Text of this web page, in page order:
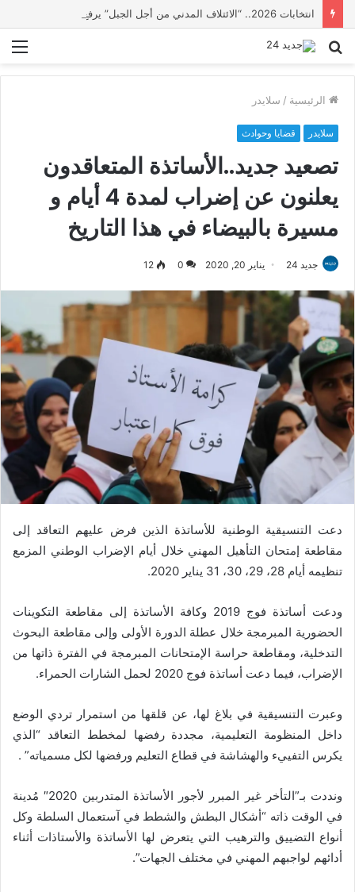
بحث
الرئيسية / سلايدر
سلايدر قضايا وحوادث
تصعيد جديد..الأساتذة المتعاقدون
يعلنون عن إضراب لمدة 4 أيام و
مسيرة بالبيضاء في هذا التاريخ
جديد 24 يناير 20, 2020 0
12
دعت التنسيقية الوطنية للأساتذة الذين فرض عليهم التعاقد إلى
مقاطعة إمتحان التأهيل المهني خلال أيام الإضراب الوطني المزمع
تنظيمه أيام 28، 29، 30، 31 يناير 2020.
ودعت أساتذة فوج 2019 وكافة الأساتذة إلى مقاطعة التكوينات
الحضورية المبرمجة خلال عطلة الدورة الأولى وإلى مقاطعة البحوث
التدخلية، ومقاطعة حراسة الإمتحانات المبرمجة في الفترة ذاتها من
الإضراب، فيما دعت أساتذة فوج 2020 لحمل الشارات الحمراء.
وعبرت التنسيقية في بلاغ لها، عن قلقها من استمرار تردي الوضع
داخل المنظومة التعليمية، مجددة رفضها لمخطط التعاقد “الذي
يكرس التفييء والهشاشة في قطاع التعليم ورفضها لكل مسمياته” .
ونددت بـ”التأخر غير المبرر لأجور الأساتذة المتدربين 2020″ مُدينة
في الوقت ذاته “أشكال البطش والشطط في آستعمال السلطة وكل
أنواع التضييق والترهيب التي يتعرض لها الأساتذة والأستاذات أثناء
أدائهم لواجبهم المهني في مختلف الجهات”.